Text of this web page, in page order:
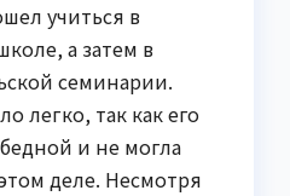
учиться в
а затем в
семинарии.
легко, так как его
и не могла
деле. Несмотря